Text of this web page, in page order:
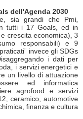
dell'Agenda 2030
sia grandi che Pmi,
tutti i 17 Goals, ed in
crescita economica), 3
responsabili) e 9
invece gli SDGs
i dati per
i servizi energetici e
un livello di attuazione
ed informatica
agrofood e servizi
ceramico, automotive
finanza e cultura